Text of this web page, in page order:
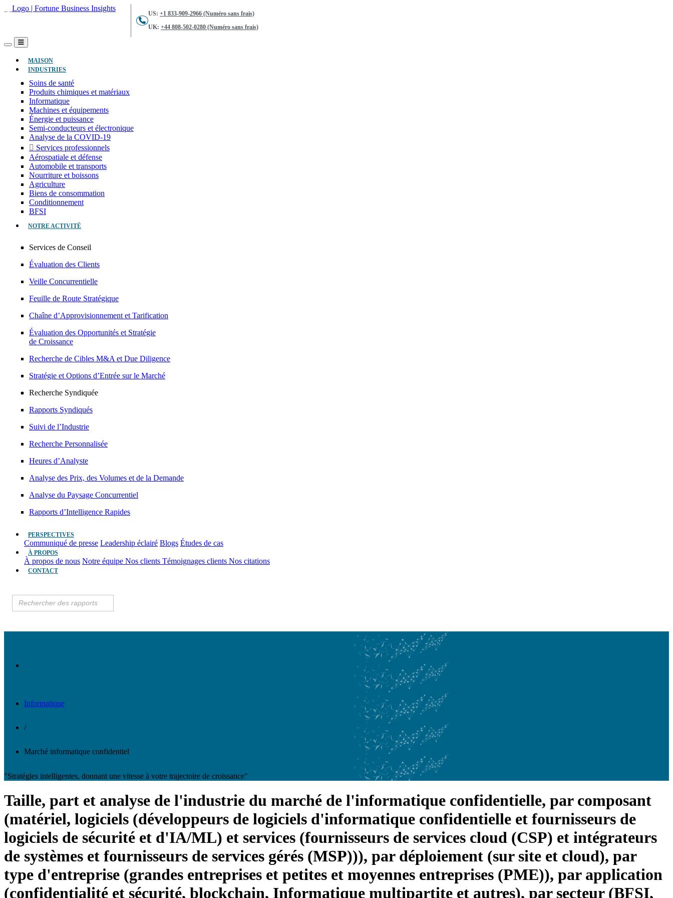
US: +1 833-909-2966 (Numéro sans frais)
UK: +44 808-502-0280 (Numéro sans frais)
MAISON(ACTUEL)
INDUSTRIES
Soins de santé
Produits chimiques et matériaux
Informatique
Machines et équipements
Énergie et puissance
Semi-conducteurs et électronique
Analyse de la COVID-19
Services professionnels
Aérospatiale et défense
Automobile et transports
Nourriture et boissons
Agriculture
Biens de consommation
Conditionnement
BFSI
NOTRE ACTIVITÉ
Services de Conseil
Évaluation des Clients
Veille Concurrentielle
Feuille de Route Stratégique
Chaîne d’Approvisionnement et Tarification
Évaluation des Opportunités et Stratégie
de Croissance
Recherche de Cibles M&A et Due Diligence
Stratégie et Options d’Entrée sur le Marché
Recherche Syndiquée
Rapports Syndiqués
Suivi de l’Industrie
Recherche Personnalisée
Heures d’Analyste
Analyse des Prix, des Volumes et de la Demande
Analyse du Paysage Concurrentiel
Rapports d’Intelligence Rapides
PERSPECTIVES
Communiqué de presse Leadership éclairé Blogs Études de cas
À PROPOS
À propos de nous Notre équipe Nos clients Témoignages clients Nos citations
CONTACT
Informatique
/
Marché informatique confidentiel
"Stratégies intelligentes, donnant une vitesse à votre trajectoire de croissance"
Taille, part et analyse de l'industrie du marché de l'informatique confidentielle, par composant
(matériel, logiciels (développeurs de logiciels d'informatique confidentielle et fournisseurs de
logiciels de sécurité et d'IA/ML) et services (fournisseurs de services cloud (CSP) et intégrateurs
de systèmes et fournisseurs de services gérés (MSP))), par déploiement (sur site et cloud), par
type d'entreprise (grandes entreprises et petites et moyennes entreprises (PME)), par application
(confidentialité et sécurité, blockchain, Informatique multipartite et autres), par secteur (BFSI,